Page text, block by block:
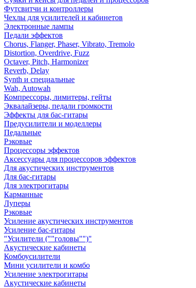
Футсвитчи и контроллеры
Чехлы для усилителей и кабинетов
Электронные лампы
Педали эффектов
Chorus, Flanger, Phaser, Vibrato, Tremolo
Distortion, Overdrive, Fuzz
Octaver, Pitch, Harmonizer
Reverb, Delay
Synth и специальные
Wah, Autowah
Компрессоры, лимитеры, гейты
Эквалайзеры, педали громкости
Эффекты для бас-гитары
Предусилители и моделлеры
Педальные
Рэковые
Процессоры эффектов
Аксессуары для процессоров эффектов
Для акустических инструментов
Для бас-гитары
Для электрогитары
Карманные
Луперы
Рэковые
Усиление акустических инструментов
Усиление бас-гитары
"Усилители (""головы"")"
Акустические кабинеты
Комбоусилители
Мини усилители и комбо
Усиление электрогитары
Акустические кабинеты